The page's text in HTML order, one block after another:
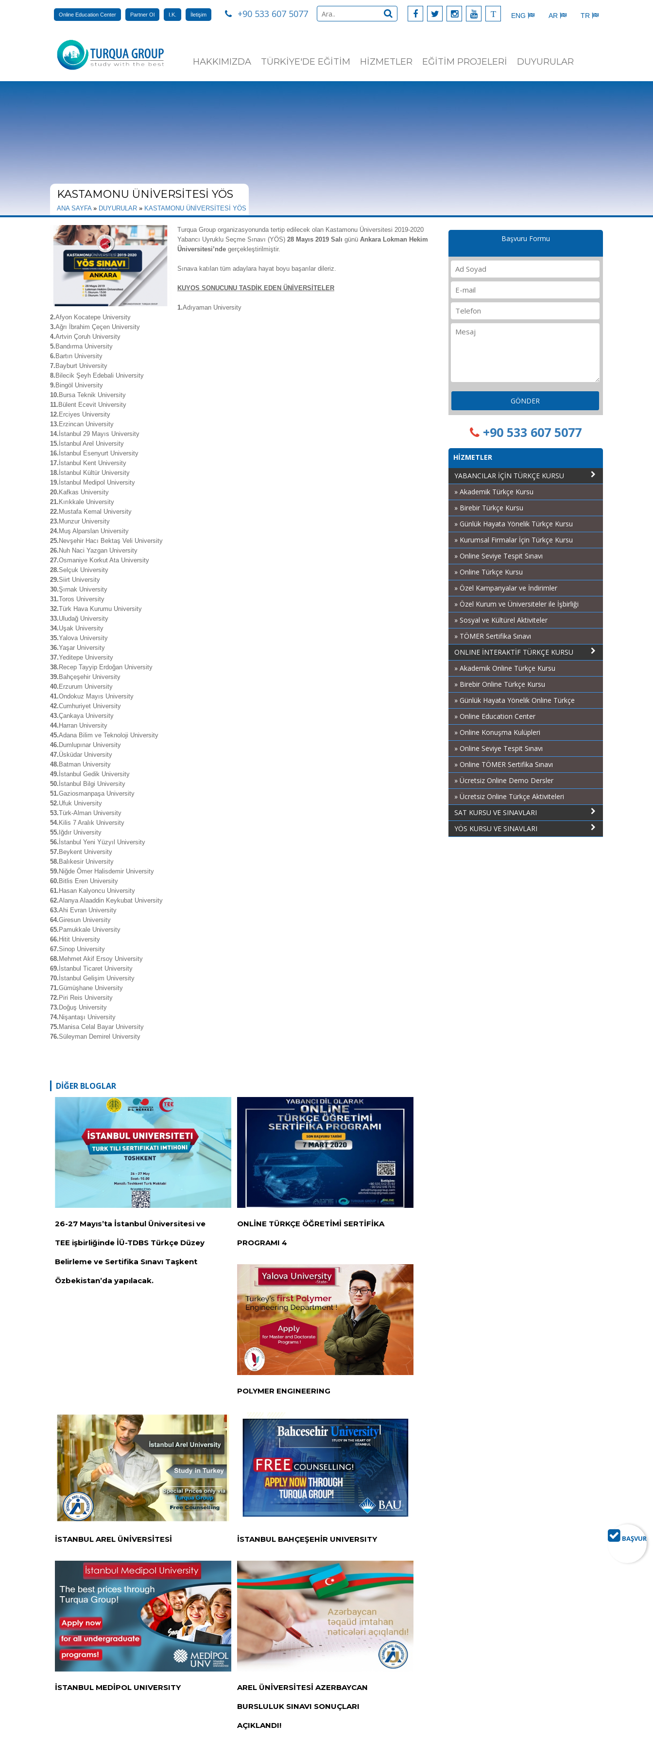
Online Education Center Partner Ol I.K. İletişim TR
AR
ENG
T
+90 533 607 5077
HAKKIMIZDA TÜRKİYE'DE EĞİTİM HİZMETLER EĞİTİM PROJELERİ DUYURULAR
KASTAMONU ÜNİVERSİTESİ YÖS
ANA SAYFA» DUYURULAR» KASTAMONU ÜNİVERSİTESİ YÖS
Turqua Group organizasyonunda tertip edilecek olan Kastamonu Üniversitesi 2019-2020
Yabancı Uyruklu Seçme Sınavı (YÖS) 28 Mayıs 2019 Salı günü Ankara Lokman Hekim
Üniversitesi’ndegerçekleştirilmiştir.
Sınava katılan tüm adaylara hayat boyu başarılar dileriz.
KUYOS SONUCUNU TASDİK EDEN ÜNİVERSİTELER
1.Adıyaman University
2.Afyon Kocatepe University
3.Ağrı İbrahim Çeçen University
4.Artvin Çoruh University
5. Bandırma University
6. Bartın University
7. Bayburt University
8. Bilecik Şeyh Edebali University
9. Bingöl University
10. Bursa Teknik University
11. Bülent Ecevit University
12. Erciyes University
13. Erzincan University
14. İstanbul 29 Mayıs University
15. İstanbul Arel University
16. İstanbul Esenyurt University
17. İstanbul Kent University
18. İstanbul Kültür University
19. İstanbul Medipol University
20. Kafkas University
21. Kırıkkale University
22. Mustafa Kemal University
23. Munzur University
24. Muş Alparslan University
25. Nevşehir Hacı Bektaş Veli University
26. Nuh Naci Yazgan University
27.Osmaniye Korkut Ata University
28.Selçuk University
29.Siirt University
30.Şırnak University
31.Toros University
32.Türk Hava Kurumu University
33.Uludağ University
34.Uşak University
35.Yalova University
36.Yaşar University
37.Yeditepe University
38. Recep Tayyip Erdoğan University
39. Bahçeşehir University
40. Erzurum University
41.Ondokuz Mayıs University
42.Cumhuriyet University
43.Çankaya University
44. Harran University
45.Adana Bilim ve Teknoloji University
46. Dumlupınar University
47.Üsküdar University
48. Batman University
49. İstanbul Gedik University
50. İstanbul Bilgi University
51.Gaziosmanpaşa University
52.Ufuk University
53.Türk-Alman University
54. Kilis 7 Aralık University
55. Iğdır University
56. İstanbul Yeni Yüzyıl University
57. Beykent University
58. Balıkesir University
59. Niğde Ömer Halisdemir University
60. Bitlis Eren University
61. Hasan Kalyoncu University
62.Alanya Alaaddin Keykubat University
63.Ahi Evran University
64.Giresun University
65. Pamukkale University
66. Hitit University
67.Sinop University
68. Mehmet Akif Ersoy University
69. İstanbul Ticaret University
70. İstanbul Gelişim University
71.Gümüşhane University
72. Piri Reis University
73. Doğuş University
74. Nişantaşı University
75. Manisa Celal Bayar University
76.Süleyman Demirel University
DİĞER BLOGLAR
26-27 Mayıs’ta İstanbul Üniversitesi ve
TEE işbirliğinde İÜ-TDBS Türkçe Düzey
Belirleme ve Sertifika Sınavı Taşkent
Özbekistan’da yapılacak.
ONLİNE TÜRKÇE ÖĞRETİMİ SERTİFİKA
PROGRAMI 4
POLYMER ENGINEERING
İSTANBUL AREL ÜNİVERSİTESİ İSTANBUL BAHÇEŞEHİR UNIVERSITY
İSTANBUL MEDİPOL UNIVERSITY AREL ÜNİVERSİTESİ AZERBAYCAN
BURSLULUK SINAVI SONUÇLARI
AÇIKLANDI!
Başvuru Formu
GÖNDER
+90 533 607 5077
HİZMETLER
YABANCILAR İÇİN TÜRKÇE KURSU
» Akademik Türkçe Kursu
» Birebir Türkçe Kursu
» Günlük Hayata Yönelik Türkçe Kursu
» Kurumsal Firmalar İçin Türkçe Kursu
» Online Seviye Tespit Sınavı
» Online Türkçe Kursu
» Özel Kampanyalar ve İndirimler
» Özel Kurum ve Üniversiteler ile İşbirliği
» Sosyal ve Kültürel Aktiviteler
» TÖMER Sertifika Sınavı
ONLINE İNTERAKTİF TÜRKÇE KURSU
» Akademik Online Türkçe Kursu
» Birebir Online Türkçe Kursu
» Günlük Hayata Yönelik Online Türkçe
» Online Education Center
» Online Konuşma Kulüpleri
» Online Seviye Tespit Sınavı
» Online TÖMER Sertifika Sınavı
» Ücretsiz Online Demo Dersler
» Ücretsiz Online Türkçe Aktiviteleri
SAT KURSU VE SINAVLARI
YÖS KURSU VE SINAVLARI
BAŞVUR